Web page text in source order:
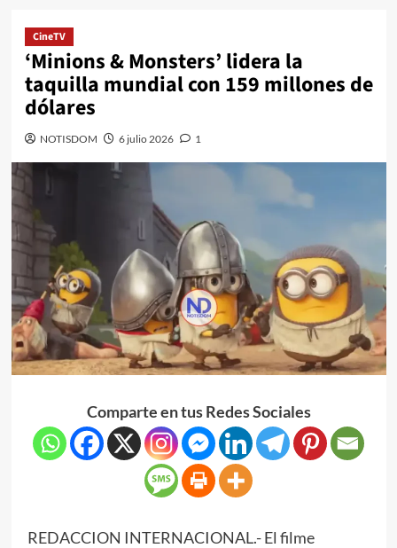
CineTV
‘Minions & Monsters’ lidera la
taquilla mundial con 159 millones de
dólares
NOTISDOM 6 julio 2026 1
Comparte en tus Redes Sociales
REDACCION INTERNACIONAL.- El filme